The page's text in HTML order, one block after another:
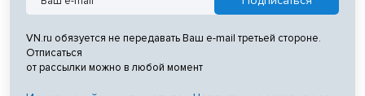
VN.ru обязуется не передавать Ваш e-mail третьей стороне.
Отписаться
от рассылки можно в любой момент